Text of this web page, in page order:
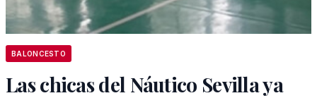
BALONCESTO
Las chicas del Náutico Sevilla ya